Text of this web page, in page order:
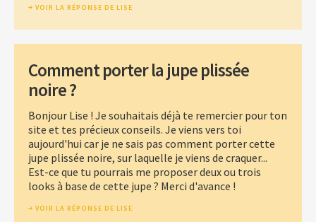
VOIR LA RÉPONSE DE LISE
Comment porter la jupe plissée
noire ?
Bonjour Lise ! Je souhaitais déjà te remercier pour ton
site et tes précieux conseils. Je viens vers toi
aujourd'hui car je ne sais pas comment porter cette
jupe plissée noire, sur laquelle je viens de craquer...
Est-ce que tu pourrais me proposer deux ou trois
looks à base de cette jupe ? Merci d'avance !
VOIR LA RÉPONSE DE LISE